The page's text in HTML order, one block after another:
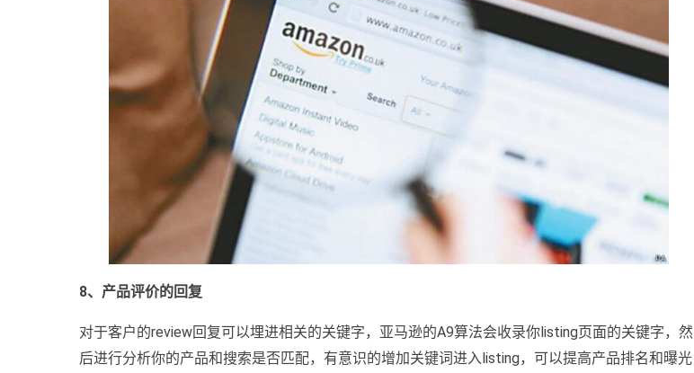
8、产品评价的回复
对于客户的review回复可以埋进相关的关键字，亚马逊的A9算法会收录你listing页面的关键字，然
后进行分析你的产品和搜索是否匹配，有意识的增加关键词进入listing，可以提高产品排名和曝光